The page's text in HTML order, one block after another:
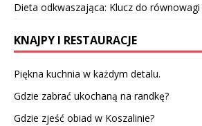
Dieta odkwaszająca: Klucz do
KNAJPY I RESTAURACJE
Piękna kuchnia w każdym detalu.
Gdzie zabrać ukochaną na randkę?
Gdzie zjeść obiad w Koszalinie?